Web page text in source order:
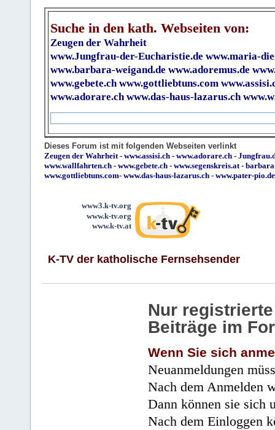
Suche in den kath. Webseiten von:
Zeugen der Wahrheit
www.Jungfrau-der-Eucharistie.de www.maria-
www.barbara-weigand.de www.adoremus.de
www.gebete.ch www.gottliebtuns.com
www.adorare.ch www.das-haus-lazarus.ch
Dieses Forum ist mit folgenden Webseiten verlinkt
Zeugen der Wahrheit- www.assisi.ch - www.adorare.ch -
www.wallfahrten.ch - www.gebete.ch - www.segenskreis.at-
www.gottliebtuns.com- www.das-haus-lazarus.ch - www.pater-pio.de
www3.k-tv.org
www.k-tv.org
www.k-tv.at
K-TV der katholische Fernsehsender
Nur
Beiträge im
Wenn Sie sich
Neuanmeldungen
Nach dem Anmelden
Dann können sie sich
Nach dem Einloggen